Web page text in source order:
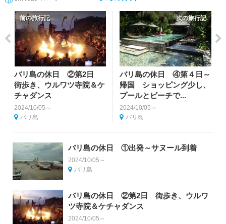
前の旅行記
バリ島の休日 ②第2日
街歩き、ウルワツ寺院＆ケ
チャダンス
2024/10/05～
バリ島
次の旅行記
バリ島の休日 ④第４日～
帰国 ショッピング少し、
プールとビーチで...
2024/10/05～
バリ島
バリ島の休日 ①出発～サヌール到着
2024/10/05～
バリ島
バリ島の休日 ②第2日 街歩き、ウルワ
ツ寺院＆ケチャダンス
2024/10/05～